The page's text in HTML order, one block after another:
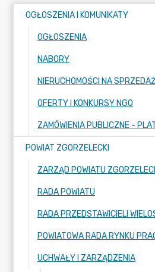
OGŁOSZENIA I KOMUNIKATY
OGŁOSZENIA
NABORY
NIERUCHOMOŚCI NA SPRZEDAŻ
OFERTY I KONKURSY NGO
POWIAT ZGORZELECKI
ZARZĄD POWIATU
RADA POWIATU
POWIATOWA RADA RYNKU
UCHWAŁY I ZARZĄDZENIA